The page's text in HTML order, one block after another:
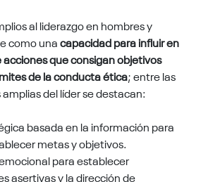
al liderazgo en hombres y
como unacapacidad para influir en
acciones que consigan objetivos
de la conducta ética; entre las
del líder se destacan:
basada en la información para
metas y objetivos.
para establecer
asertivas y la dirección de